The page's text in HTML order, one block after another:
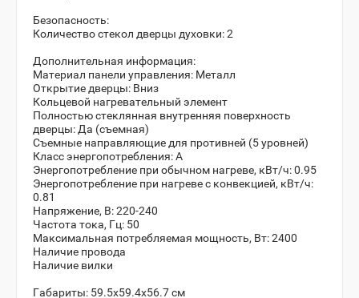
Безопасность:
Количество стекол дверцы духовки: 2
Дополнительная информация:
Материал панели управления: Металл
Открытие дверцы: Вниз
Кольцевой нагревательный элемент
Полностью стеклянная внутренняя поверхность
дверцы: Да (съемная)
Съемные направляющие для противней (5 уровней)
Класс энергопотребления: A
Энергопотребление при обычном нагреве, кВт/ч: 0.95
Энергопотребление при нагреве с конвекцией, кВт/ч:
0.81
Напряжение, В: 220-240
Частота тока, Гц: 50
Максимальная потребляемая мощность, Вт: 2400
Наличие провода
Наличие вилки
Габариты: 59.5x59.4x56.7 см